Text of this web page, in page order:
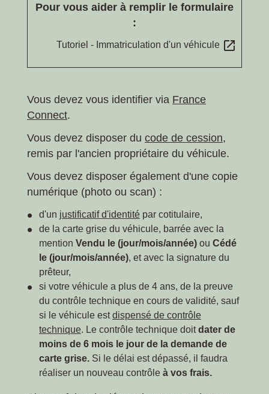
Pour vous aider à remplir le formulaire
:
Tutoriel - Immatriculation d'un véhicule open_in_new
Vous devez vous identifier via France
Connect.
Vous devez disposer du code de cession,
remis par l'ancien propriétaire du véhicule.
Vous devez disposer également d'une copie
numérique (photo ou scan) :
d'un justificatif d'identité par cotitulaire,
de la carte grise du véhicule, barrée avec la
mention Vendu le (jour/mois/année) ou Cédé
le (jour/mois/année), et avec la signature du
prêteur,
si votre véhicule a plus de 4 ans, de la preuve
du contrôle technique en cours de validité, sauf
si le véhicule estdispensé de contrôle
technique. Le contrôle technique doitdater de
moins de 6 mois le jour de la demande de
carte grise. Si le délai est dépassé, il faudra
réaliser un nouveau contrôle à vos frais.